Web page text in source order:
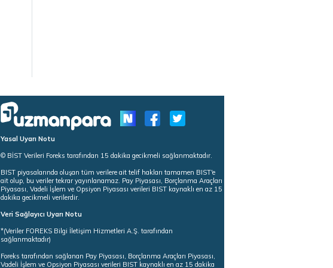
Yasal Uyarı Notu
© BİST Verileri Foreks tarafından 15 dakika gecikmeli sağlanmaktadır.
BIST piyasalarında oluşan tüm verilere ait telif hakları tamamen BIST'e
ait olup, bu veriler tekrar yayınlanamaz. Pay Piyasası, Borçlanma Araçları
Piyasası, Vadeli İşlem ve Opsiyon Piyasası verileri BIST kaynaklı en az 15
dakika gecikmeli verilerdir.
Veri Sağlayıcı Uyarı Notu
*(Veriler FOREKS Bilgi İletişim Hizmetleri A.Ş. tarafından
sağlanmaktadır)
Foreks tarafından sağlanan Pay Piyasası, Borçlanma Araçları Piyasası,
Vadeli İşlem ve Opsiyon Piyasası verileri BIST kaynaklı en az 15 dakika